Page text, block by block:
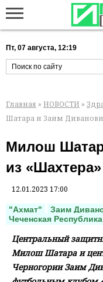
Пт, 07 августа, 12:19
Главная » НОВОСТИ »
Шатара и Заим
Милош
из
12.01.2023 17:00
"Ахмат" Заим
Чеченская Республика
Центральный
Милош Шатара и
Черногории Заим